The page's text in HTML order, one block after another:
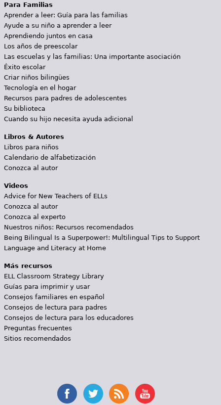
Para Familias
Aprender a leer: Guía para las familias
Ayude a su niño a aprender a leer
Aprendiendo juntos en casa
Los años de preescolar
Las escuelas y las familias: Una importante asociación
Éxito escolar
Criar niños bilingües
Tecnología en el hogar
Recursos para padres de adolescentes
Su biblioteca
Cuando su hijo necesita ayuda adicional
Libros & Autores
Libros para niños
Calendario de alfabetización
Conozca al autor
Videos
Advice for New Teachers of ELLs
Conozca al autor
Conozca al experto
Nuestros niños: Recursos recomendados
Being Bilingual Is a Superpower!: Multilingual Tips to Support
Language and Literacy at Home
Más recursos
ELL Classroom Strategy Library
Guías para imprimir y usar
Consejos familiares en español
Consejos de lectura para padres
Consejos de lectura para los educadores
Preguntas frecuentes
Sitios recomendados